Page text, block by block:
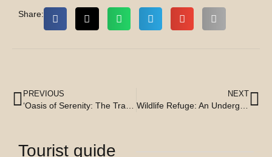
Share:
PREVIOUS NEXT
Tourist guide